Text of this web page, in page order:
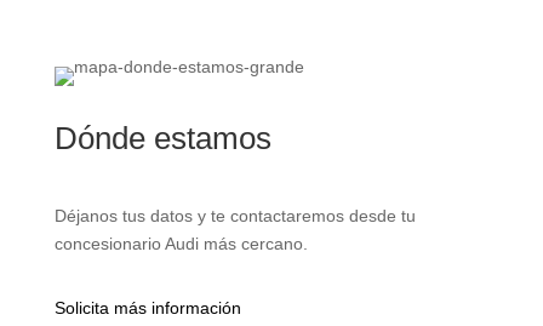
Dónde estamos
Déjanos tus datos y te contactaremos desde tu
concesionario Audi más cercano.
Solicita más información